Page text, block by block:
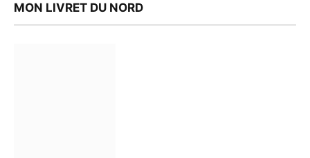
MON LIVRET DU NORD